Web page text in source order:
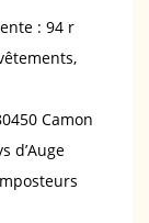
: 94 r
Camon
d’Auge